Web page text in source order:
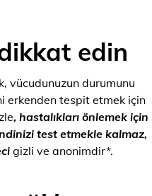
dikkat edin
vücudunuzun durumunu
erkenden tespit etmek için
, hastalıkları önlemek için
test etmekle kalmaz,
gizli ve anonimdir*.